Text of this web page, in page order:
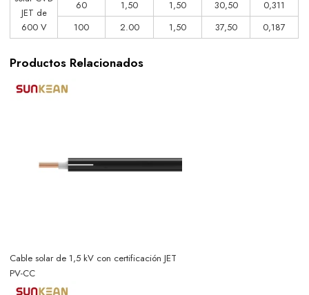
JET de
600 V
60 1,50 1,50 30,50
0,311
100
2.00 1,50 37,50 0,187
Productos Relacionados
Cable solar de 1,5 kV con certificación JET
PV-CC